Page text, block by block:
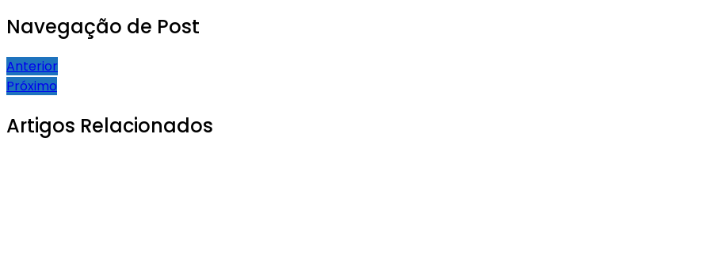
Navegação de Post
Anterior
Próximo
Artigos Relacionados